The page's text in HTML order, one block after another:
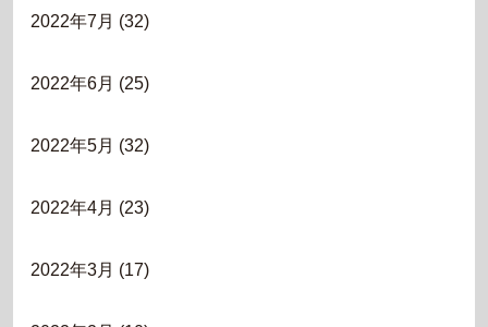
2022年7月 (32)
2022年6月 (25)
2022年5月 (32)
2022年4月 (23)
2022年3月 (17)